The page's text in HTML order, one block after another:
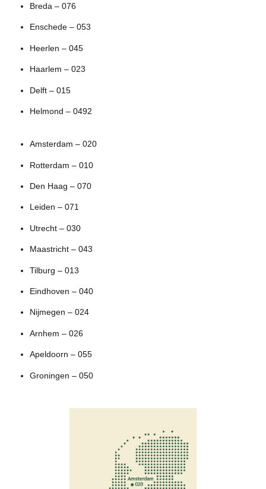
Breda – 076
Enschede – 053
Heerlen – 045
Haarlem – 023
Delft – 015
Helmond – 0492
Amsterdam – 020
Rotterdam – 010
Den Haag – 070
Leiden – 071
Utrecht – 030
Maastricht – 043
Tilburg – 013
Eindhoven – 040
Nijmegen – 024
Arnhem – 026
Apeldoorn – 055
Groningen – 050